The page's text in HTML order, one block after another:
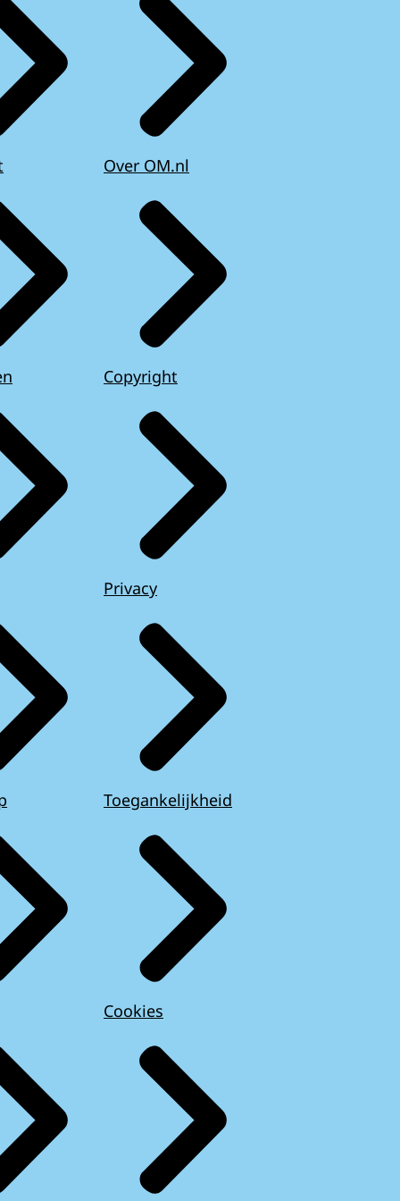
Over OM.nl
Copyright
Privacy
Toegankelijkheid
Cookies